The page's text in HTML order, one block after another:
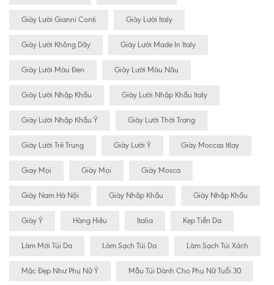
Giày Lười Gianni Conti Giày Lười Italy
Giày Lười Không Dây Giày Lười Made In Italy
Giày Lười Màu Đen Giày Lười Màu Nâu
Giày Lười Nhập Khẩu Giày Lười Nhập Khẩu Italy
Giày Lười Nhập Khẩu Ý Giày Lười Thời Trang
Giày Lười Trẻ Trung Giày Lười Ý Giày Moccas Itlay
Giay Mọi Giày Mọi Giày Mosca
Giày Nam Hà Nội Giày Nhâp Khẩu Giày Nhập Khẩu
Giày Ý Hàng Hiệu Italia Kẹp Tiền Da
Làm Mới Túi Da Làm Sạch Túi Da Làm Sạch Túi Xách
Mặc Đẹp Như Phụ Nữ Ý Mẫu Túi Dành Cho Phụ Nữ Tuổi 30